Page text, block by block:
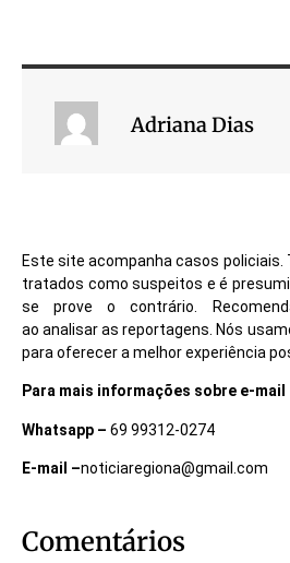
Adriana Dias
Este site acompanha casos policiais.
tratados como suspeitos e é
se prove o contrário.
ao analisar as reportagens. Nós
para oferecer a melhor experiência
Para mais informações sobre e-mail
Whatsapp – 69 99312-0274
E-mail –noticiaregiona@gmail.com
Comentários